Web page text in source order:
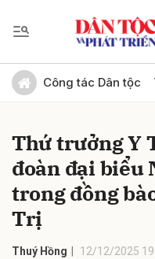
Công tác Dân tộc
Thứ trưởng Y
đoàn đại biểu
trong đồng
Trị
Thuý Hồng 12/12/2025
Gửi bình luận